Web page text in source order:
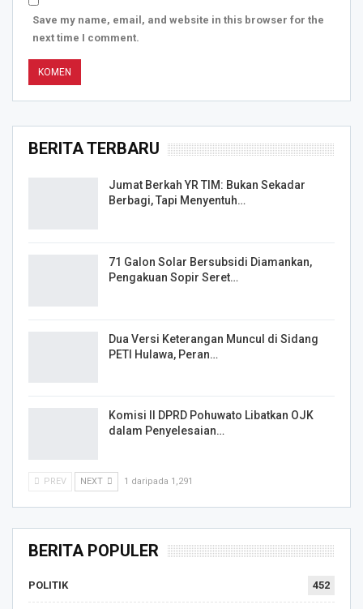
Save my name, email, and website in this browser for the
next time I comment.
BERITA TERBARU
Jumat Berkah YR TIM: Bukan Sekadar
Berbagi, Tapi Menyentuh…
71 Galon Solar Bersubsidi Diamankan,
Pengakuan Sopir Seret…
Dua Versi Keterangan Muncul di Sidang
PETI Hulawa, Peran…
Komisi II DPRD Pohuwato Libatkan OJK
dalam Penyelesaian…
PREV NEXT 1 daripada 1,291
BERITA POPULER
POLITIK 452